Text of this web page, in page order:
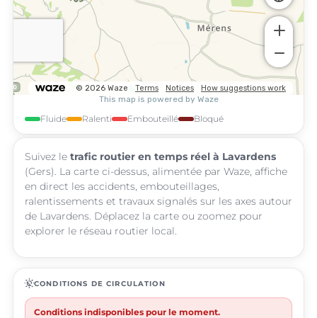
Fluide Ralenti Embouteillé Bloqué
Suivez le trafic routier en temps réel à Lavardens
(Gers). La carte ci-dessus, alimentée par Waze, affiche
en direct les accidents, embouteillages,
ralentissements et travaux signalés sur les axes autour
de Lavardens. Déplacez la carte ou zoomez pour
explorer le réseau routier local.
routineCONDITIONS DE CIRCULATION
Conditions indisponibles pour le moment.